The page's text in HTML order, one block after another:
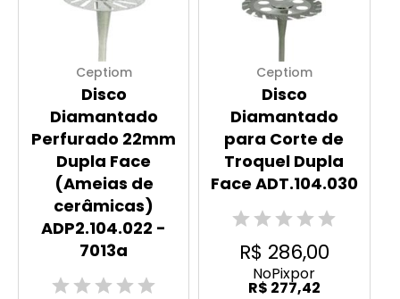
Ceptiom
Disco
Diamantado
Perfurado 22mm
Dupla Face
(Ameias de
cerâmicas)
ADP2.104.022 -
7013a
Ceptiom
Disco
Diamantado
para Corte de
Troquel Dupla
Face ADT.104.030
R$ 286,00
NoPixpor
R$ 277,42